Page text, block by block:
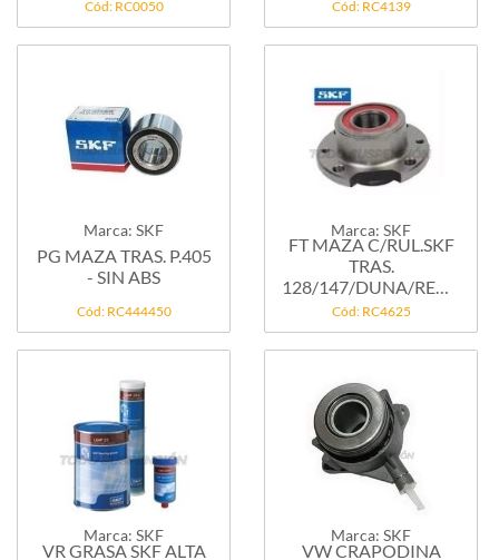
Cód: RC0050 Cód: RC4139
Marca: SKF
PG MAZA TRAS. P.405
- SIN ABS
Cód: RC444450
Marca: SKF
FT MAZA C/RUL.SKF
TRAS.
128/147/DUNA/REGATTA
/...
Cód: RC4625
Marca: SKF
VR GRASA SKF ALTA
Marca: SKF
VW CRAPODINA